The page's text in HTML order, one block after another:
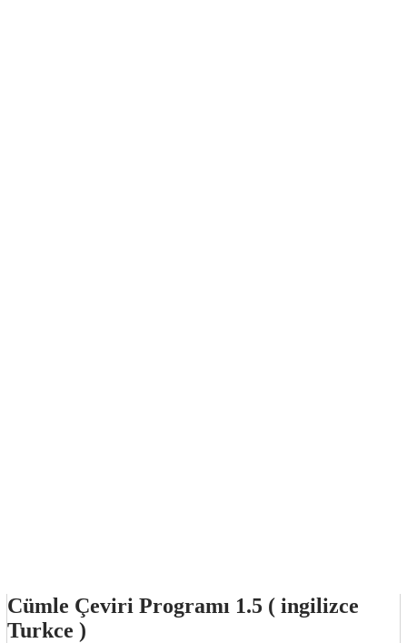
Cümle Çeviri Programı 1.5 ( ingilizce
Turkce )